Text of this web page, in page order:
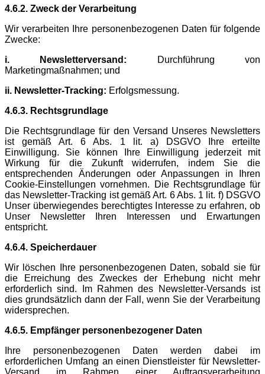
4.6.2. Zweck der Verarbeitung
Wir verarbeiten Ihre personenbezogenen Daten für folgende
Zwecke:
i. Newsletterversand: Durchführung von
Marketingmaßnahmen; und
ii. Newsletter-Tracking: Erfolgsmessung.
4.6.3. Rechtsgrundlage
Die Rechtsgrundlage für den Versand Unseres Newsletters
ist gemäß Art. 6 Abs. 1 lit. a) DSGVO Ihre erteilte
Einwilligung. Sie können Ihre Einwilligung jederzeit mit
Wirkung für die Zukunft widerrufen, indem Sie die
entsprechenden Änderungen oder Anpassungen in Ihren
Cookie-Einstellungen vornehmen. Die Rechtsgrundlage für
das Newsletter-Tracking ist gemäß Art. 6 Abs. 1 lit. f) DSGVO
Unser überwiegendes berechtigtes Interesse zu erfahren, ob
Unser Newsletter Ihren Interessen und Erwartungen
entspricht.
4.6.4. Speicherdauer
Wir löschen Ihre personenbezogenen Daten, sobald sie für
die Erreichung des Zweckes der Erhebung nicht mehr
erforderlich sind. Im Rahmen des Newsletter-Versands ist
dies grundsätzlich dann der Fall, wenn Sie der Verarbeitung
widersprechen.
4.6.5. Empfänger personenbezogener Daten
Ihre personenbezogenen Daten werden dabei im
erforderlichen Umfang an einen Dienstleister für Newsletter-
Versand im Rahmen einer Auftragsverarbeitung